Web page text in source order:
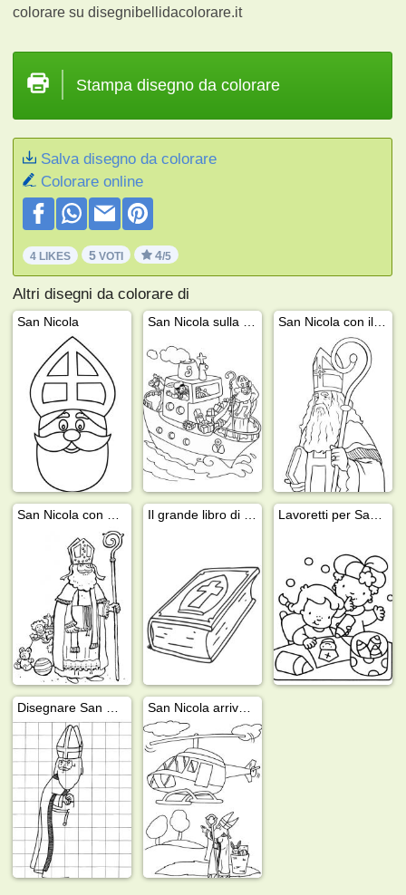
colorare su disegnibellidacolorare.it
Stampa disegno da colorare
Salva disegno da colorare
Colorare online
4 LIKES 5 VOTI 4/5
Altri disegni da colorare di
San Nicola